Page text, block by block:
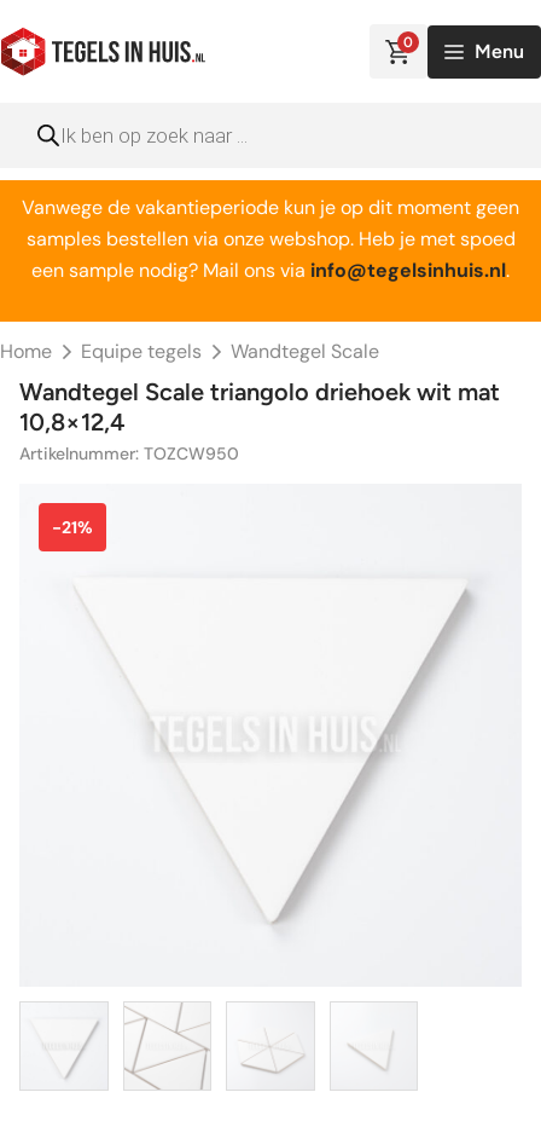
naar
de
0 Menu
zoeken
Vanwege de vakantieperiode kun je op dit moment geen
samples bestellen via onze webshop. Heb je met spoed
een sample nodig? Mail ons via info@tegelsinhuis.nl.
Home Equipe tegels Wandtegel Scale
Wandtegel Scale triangolo driehoek wit mat
10,8×12,4
Artikelnummer: TOZCW950
-21%